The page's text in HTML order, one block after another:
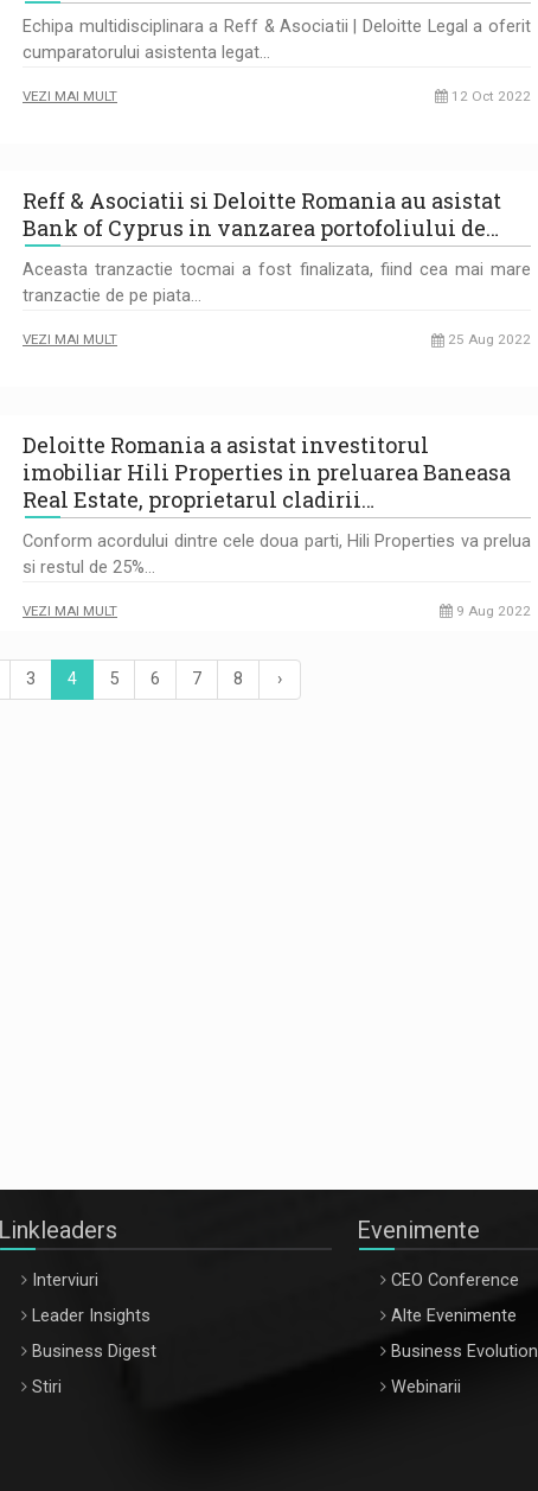
Echipa multidisciplinara a Reff & Asociatii | Deloitte Legal a oferit
cumparatorului asistenta legat…
VEZI MAI MULT 12 Oct 2022
Reff & Asociatii si Deloitte Romania au asistat
Bank of Cyprus in vanzarea portofoliului de…
Aceasta tranzactie tocmai a fost finalizata, fiind cea mai mare
tranzactie de pe piata…
VEZI MAI MULT 25 Aug 2022
Deloitte Romania a asistat investitorul
imobiliar Hili Properties in preluarea Baneasa
Real Estate, proprietarul cladirii…
Conform acordului dintre cele doua parti, Hili Properties va prelua
si restul de 25%…
VEZI MAI MULT 9 Aug 2022
3 4 5 6 7 8 ›
Linkleaders
Interviuri
Leader Insights
Business Digest
Stiri
Evenimente
CEO Conference
Alte Evenimente
Business Evolution
Webinarii